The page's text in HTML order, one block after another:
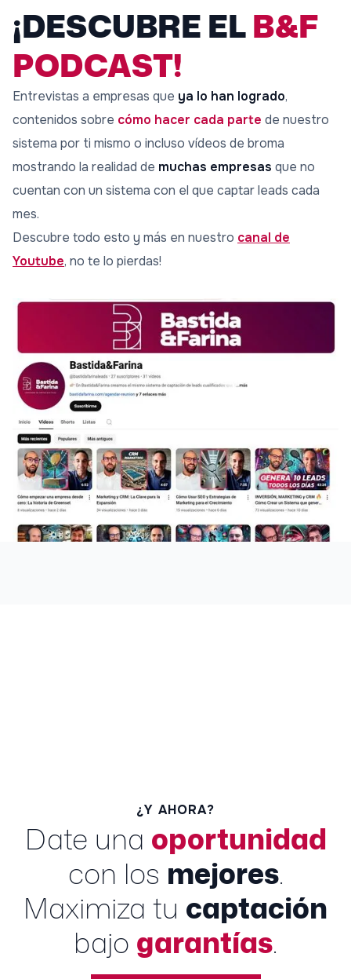
¡DESCUBRE ELB&F
PODCAST!
Entrevistas a empresas que ya lo han logrado,
contenidos sobre cómo hacer cada parte de nuestro
sistema por ti mismo o incluso vídeos de broma
mostrando la realidad de muchas empresas que no
cuentan con un sistema con el que captar leads cada
mes.
Descubre todo esto y más en nuestro canal de
Youtube, no te lo pierdas!
¿Y AHORA?
Date una oportunidad
con los mejores.
Maximiza tu captación
bajo garantías.